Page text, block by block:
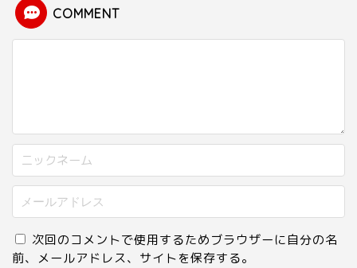
COMMENT
次回のコメントで使用するためブラウザーに自分の名
前、メールアドレス、サイトを保存する。